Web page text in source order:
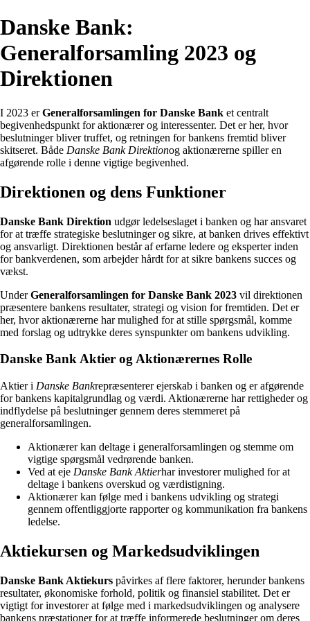
Danske Bank:
Generalforsamling 2023 og
Direktionen
I 2023 erGeneralforsamlingen for Danske Bank et centralt
begivenhedspunkt for aktionærer og interessenter. Det er her, hvor
beslutninger bliver truffet, og retningen for bankens fremtid bliver
skitseret. Både Danske Bank Direktionog aktionærerne spiller en
afgørende rolle i denne vigtige begivenhed.
Direktionen og dens Funktioner
Danske Bank Direktion udgør ledelseslaget i banken og har ansvaret
for at træffe strategiske beslutninger og sikre, at banken drives effektivt
og ansvarligt. Direktionen består af erfarne ledere og eksperter inden
for bankverdenen, som arbejder hårdt for at sikre bankens succes og
vækst.
UnderGeneralforsamlingen for Danske Bank 2023 vil direktionen
præsentere bankens resultater, strategi og vision for fremtiden. Det er
her, hvor aktionærerne har mulighed for at stille spørgsmål, komme
med forslag og udtrykke deres synspunkter om bankens udvikling.
Danske Bank Aktier og Aktionærernes Rolle
Aktier i Danske Bankrepræsenterer ejerskab i banken og er afgørende
for bankens kapitalgrundlag og værdi. Aktionærerne har rettigheder og
indflydelse på beslutninger gennem deres stemmeret på
generalforsamlingen.
Aktionærer kan deltage i generalforsamlingen og stemme om
vigtige spørgsmål vedrørende banken.
Ved at eje Danske Bank Aktierhar investorer mulighed for at
deltage i bankens overskud og værdistigning.
Aktionærer kan følge med i bankens udvikling og strategi
gennem offentliggjorte rapporter og kommunikation fra bankens
ledelse.
Aktiekursen og Markedsudviklingen
Danske Bank Aktiekurs påvirkes af flere faktorer, herunder bankens
resultater, økonomiske forhold, politik og finansiel stabilitet. Det er
vigtigt for investorer at følge med i markedsudviklingen og analysere
bankens præstationer for at træffe informerede beslutninger om deres